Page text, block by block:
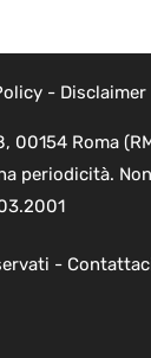
- Disclaimer
00154 Roma
periodicità.
-